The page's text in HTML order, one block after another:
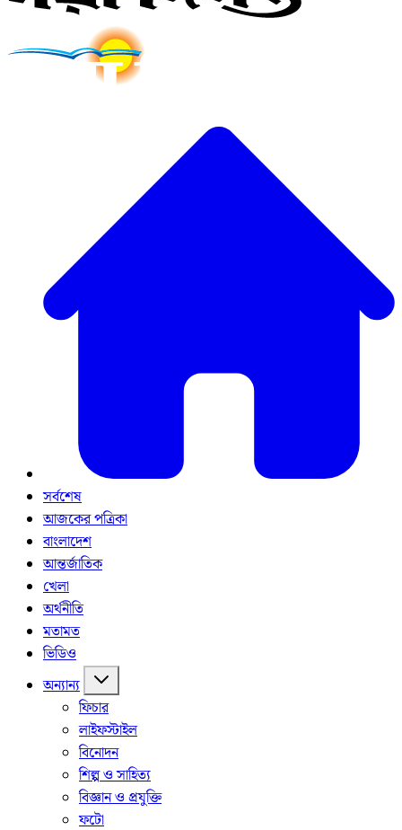
সর্বশেষ
আজকের পত্রিকা
বাংলাদেশ
আন্তর্জাতিক
খেলা
অর্থনীতি
মতামত
ভিডিও
অন্যান্য
ফিচার
লাইফস্টাইল
বিনোদন
শিল্প ও সাহিত্য
বিজ্ঞান ও প্রযুক্তি
ফটো